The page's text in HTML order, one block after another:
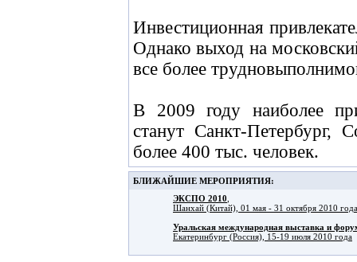
Инвестиционная
Однако выход на
все более
В 2009 году наиболее
станут Санкт-Петербург,
более 400 тыс. человек.
БЛИЖАЙШИЕ МЕРОПРИЯТИЯ:
ЭКСПО 2010
Шанхай (Китай), 01 мая - 31 октября 2010 года
Уральская международная выставка и
Екатеринбург (Россия), 15-19 июля 2010 года